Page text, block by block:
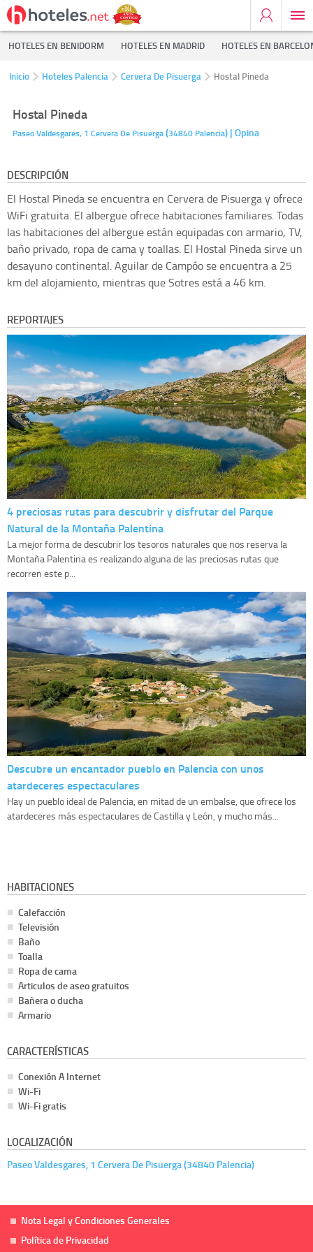
HOTELES EN BENIDORM HOTELES EN MADRID HOTELES EN
Inicio Hoteles Palencia Cervera De Pisuerga Hostal Pineda
Hostal Pineda
Paseo Valdesgares, 1 Cervera De Pisuerga(34840 Palencia) | Opina
DESCRIPCIÓN
El Hostal Pineda se encuentra en Cervera de Pisuerga y ofrece
WiFi gratuita. El albergue ofrece habitaciones familiares. Todas
las habitaciones del albergue están equipadas con armario, TV,
baño privado, ropa de cama y toallas. El Hostal Pineda sirve un
desayuno continental. Aguilar de Campóo se encuentra a 25
km del alojamiento, mientras que Sotres está a 46 km.
REPORTAJES
4 preciosas rutas para descubrir y disfrutar del Parque
Natural de la Montaña Palentina
La mejor forma de descubrir los tesoros naturales que nos reserva la
Montaña Palentina es realizando alguna de las preciosas rutas que
recorren este p...
Descubre un encantador pueblo en Palencia con unos
atardeceres espectaculares
Hay un pueblo ideal de Palencia, en mitad de un embalse, que ofrece los
atardeceres más espectaculares de Castilla y León, y mucho más...
HABITACIONES
Calefacción
Televisión
Baño
Toalla
Ropa de cama
Articulos de aseo gratuitos
Bañera o ducha
Armario
CARACTERÍSTICAS
Conexión A Internet
Wi-Fi
Wi-Fi gratis
LOCALIZACIÓN
Paseo Valdesgares, 1 Cervera De Pisuerga (34840 Palencia)
Nota Legal y Condiciones Generales
Política de Privacidad